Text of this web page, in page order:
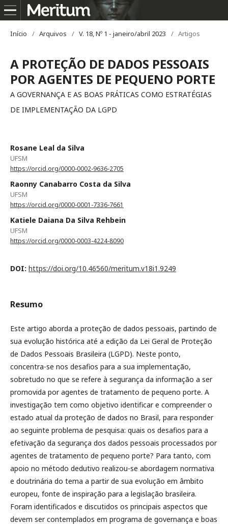
Início / Arquivos / V. 18, Nº 1 - janeiro/abril 2023 / Artigos
A PROTEÇÃO DE DADOS PESSOAIS
POR AGENTES DE PEQUENO PORTE
A GOVERNANÇA E AS BOAS PRÁTICAS COMO ESTRATÉGIAS
DE IMPLEMENTAÇÃO DA LGPD
Rosane Leal da Silva
UFSM
https://orcid.org/0000-0002-9636-2705
Raonny Canabarro Costa da Silva
UFSM
https://orcid.org/0000-0001-7336-7661
Katiele Daiana Da Silva Rehbein
UFSM
https://orcid.org/0000-0003-4224-8090
DOI: https://doi.org/10.46560/meritum.v18i1.9249
Resumo
Este artigo aborda a proteção de dados pessoais, partindo de
sua evolução histórica até a edição da Lei Geral de Proteção
de Dados Pessoais Brasileira (LGPD). Neste ponto,
concentra-se nos desafios para a sua implementação,
sobretudo no que se refere à segurança da informação a ser
promovida por agentes de tratamento de pequeno porte. A
investigação tem como objetivo identificar e compreender o
estado atual da proteção de dados no Brasil, para responder
ao seguinte problema de pesquisa: quais os desafios para a
efetivação da segurança dos dados pessoais processados por
agentes de tratamento de pequeno porte? Para tanto, com
apoio no método dedutivo realizou-se abordagem normativa
e doutrinária do tema a partir de sua evolução em âmbito
europeu, fonte de inspiração para a legislação brasileira.
Foram identificados e discutidos os principais aspectos que
devem ser contemplados em programa de governança e boas